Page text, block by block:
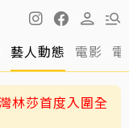
藝人動態 電影